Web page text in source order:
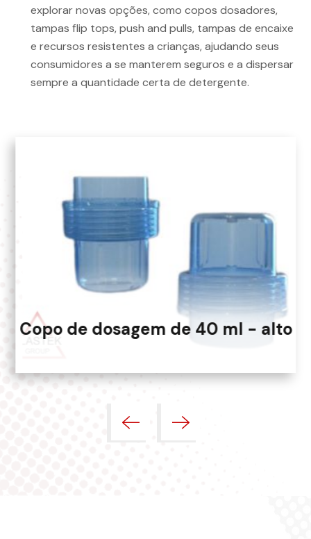
explorar novas opções, como copos dosadores,
tampas flip tops, push and pulls, tampas de encaixe
e recursos resistentes a crianças, ajudando seus
consumidores a se manterem seguros e a dispersar
sempre a quantidade certa de detergente.
Copo de dosagem de 40 ml - alto